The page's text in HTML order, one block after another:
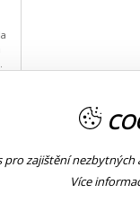
pro zajištění
Více